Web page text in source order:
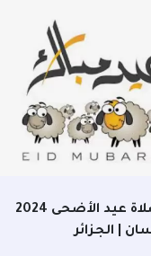
موعد صلاة عيد الأضحى 2024
| الجزائر